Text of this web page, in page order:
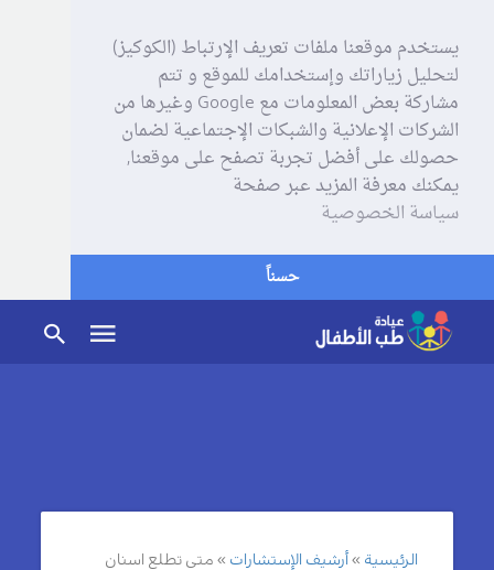
يستخدم موقعنا ملفات تعريف الإرتباط (الكوكيز)
لتحليل زياراتك وإستخدامك للموقع و تتم
مشاركة بعض المعلومات مع Google وغيرها من
الشركات الإعلانية والشبكات الإجتماعية لضمان
حصولك على أفضل تجربة تصفح على موقعنا,
يمكنك معرفة المزيد عبر صفحة
سياسة الخصوصية
حسناً
الرئيسية أرشيف الإستشارات
متى تطلع اسنان